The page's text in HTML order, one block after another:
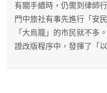
有關手續時，仍需到律師
門中旅社有事先進行「安
「大烏籠」的市民就不多
證改版程序中，發揮了「